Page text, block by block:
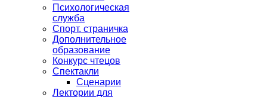
Психологическая
служба
Спорт. страничка
Дополнительное
образование
Конкурс чтецов
Спектакли
Сценарии
Лектории для